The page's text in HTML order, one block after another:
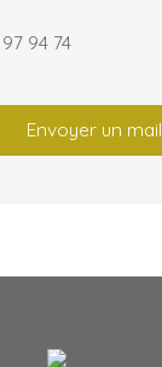
94 74
Envoyer un mail